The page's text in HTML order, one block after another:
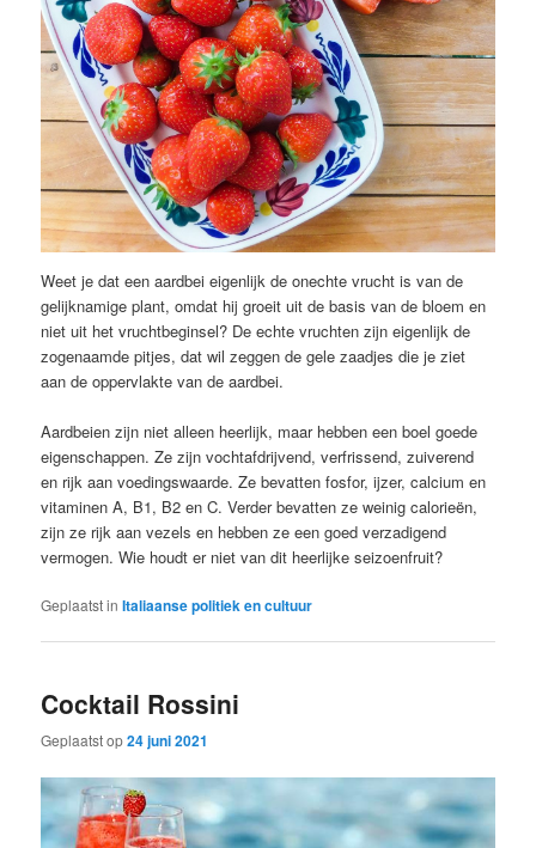
Weet je dat een aardbei eigenlijk de onechte vrucht is van de
gelijknamige plant, omdat hij groeit uit de basis van de bloem en
niet uit het vruchtbeginsel? De echte vruchten zijn eigenlijk de
zogenaamde pitjes, dat wil zeggen de gele zaadjes die je ziet
aan de oppervlakte van de aardbei.
Aardbeien zijn niet alleen heerlijk, maar hebben een boel goede
eigenschappen. Ze zijn vochtafdrijvend, verfrissend, zuiverend
en rijk aan voedingswaarde. Ze bevatten fosfor, ijzer, calcium en
vitaminen A, B1, B2 en C. Verder bevatten ze weinig calorieën,
zijn ze rijk aan vezels en hebben ze een goed verzadigend
vermogen. Wie houdt er niet van dit heerlijke seizoenfruit?
Geplaatst in Italiaanse politiek en cultuur
Cocktail Rossini
Geplaatst op24 juni 2021